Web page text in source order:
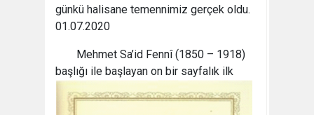
günkü halisane temennimiz gerçek oldu.
01.07.2020
Mehmet Sa’id Fennî (1850 – 1918)
başlığı ile başlayan on bir sayfalık ilk